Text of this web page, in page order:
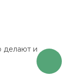
делают и